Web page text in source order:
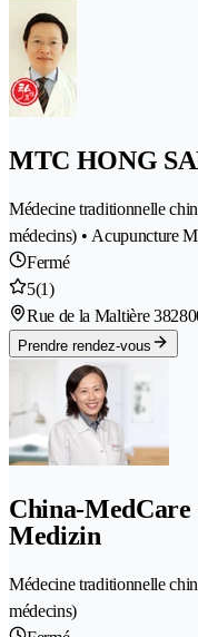
MTC HONG
Médecine traditionnelle
médecins) • Acupuncture
Fermé
5(1)
Rue de la Maltière 38
Prendre rendez-vous
China-MedCare
Medizin
Médecine traditionnelle
médecins)